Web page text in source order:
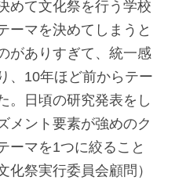
めて文化祭を行う学校
ーマを決めてしまうと
がありすぎて、統一感
、10年ほど前からテー
。日頃の研究発表をし
メント要素が強めのク
ーマを1つに絞ること
化祭実行委員会顧問）